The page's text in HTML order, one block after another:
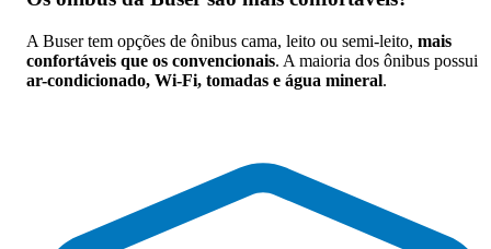
A Buser tem opções de ônibus cama, leito ou semi-leito, mais
confortáveis que os convencionais. A maioria dos ônibus possui
ar-condicionado, Wi-Fi, tomadas e água mineral.